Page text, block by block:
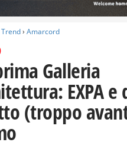
› Amarcord
Galleria
EXPA e
(troppo